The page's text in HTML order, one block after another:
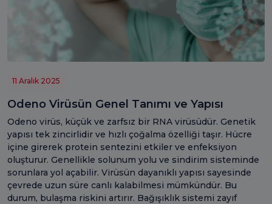
11 Aralık 2025
Odeno Virüsün Genel Tanımı ve Yapısı
Odeno virüs, küçük ve zarfsız bir RNA virüsüdür. Genetik
yapısı tek zincirlidir ve hızlı çoğalma özelliği taşır. Hücre
içine girerek protein sentezini etkiler ve enfeksiyon
oluşturur. Genellikle solunum yolu ve sindirim sisteminde
sorunlara yol açabilir. Virüsün dayanıklı yapısı sayesinde
çevrede uzun süre canlı kalabilmesi mümkündür. Bu
durum, bulaşma riskini artırır. Bağışıklık sistemi zayıf